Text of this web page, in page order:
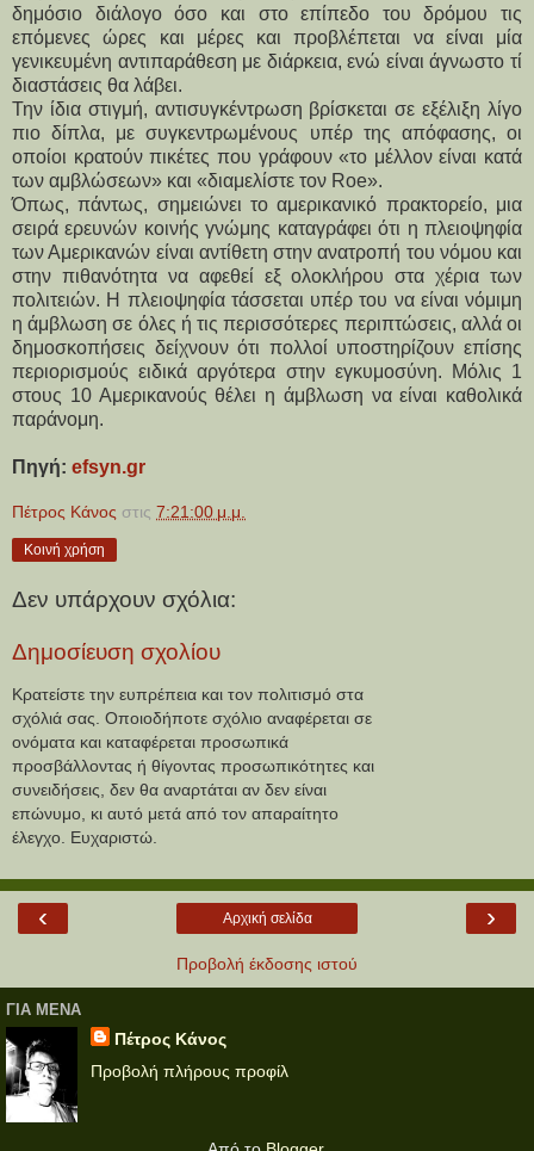
δημόσιο διάλογο όσο και στο επίπεδο του δρόμου τις
επόμενες ώρες και μέρες και προβλέπεται να είναι μία
γενικευμένη αντιπαράθεση με διάρκεια, ενώ είναι άγνωστο τί
διαστάσεις θα λάβει.
Την ίδια στιγμή, αντισυγκέντρωση βρίσκεται σε εξέλιξη λίγο
πιο δίπλα, με συγκεντρωμένους υπέρ της απόφασης, οι
οποίοι κρατούν πικέτες που γράφουν «το μέλλον είναι κατά
των αμβλώσεων» και «διαμελίστε τον Roe».
Όπως, πάντως, σημειώνει το αμερικανικό πρακτορείο, μια
σειρά ερευνών κοινής γνώμης καταγράφει ότι η πλειοψηφία
των Αμερικανών είναι αντίθετη στην ανατροπή του νόμου και
στην πιθανότητα να αφεθεί εξ ολοκλήρου στα χέρια των
πολιτειών. Η πλειοψηφία τάσσεται υπέρ του να είναι νόμιμη
η άμβλωση σε όλες ή τις περισσότερες περιπτώσεις, αλλά οι
δημοσκοπήσεις δείχνουν ότι πολλοί υποστηρίζουν επίσης
περιορισμούς ειδικά αργότερα στην εγκυμοσύνη. Μόλις 1
στους 10 Αμερικανούς θέλει η άμβλωση να είναι καθολικά
παράνομη.
Πηγή: efsyn.gr
Πέτρος Κάνος στις 7:21:00 μ.μ.
Κοινή χρήση
Δεν υπάρχουν σχόλια:
Δημοσίευση σχολίου
Κρατείστε την ευπρέπεια και τον πολιτισμό στα
σχόλιά σας. Οποιοδήποτε σχόλιο αναφέρεται σε
ονόματα και καταφέρεται προσωπικά
προσβάλλοντας ή θίγοντας προσωπικότητες και
συνειδήσεις, δεν θα αναρτάται αν δεν είναι
επώνυμο, κι αυτό μετά από τον απαραίτητο
έλεγχο. Ευχαριστώ.
‹ ›
Αρχική σελίδα
Προβολή έκδοσης ιστού
ΓΙΑ ΜΕΝΑ
Πέτρος Κάνος
Προβολή πλήρους προφίλ